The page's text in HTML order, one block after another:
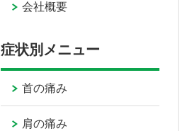
会社概要
症状別メニュー
首の痛み
肩の痛み